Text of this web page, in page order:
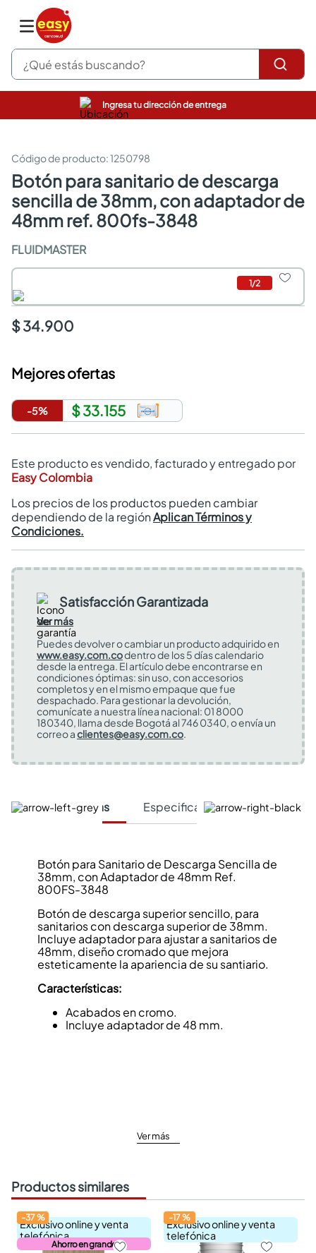
¿Qué estás buscando?
Ingresa tu dirección de entrega
:1250798
botón para sanitario de descarga
sencilla de 38mm, con adaptador de
48mm ref. 800fs-3848
FLUIDMASTER
1/2
$ 34.900
Mejores ofertas
-5% $ 33.155
Este producto es vendido, facturado y entregado por
Easy Colombia
Los precios de los productos pueden cambiar
dependiendo de la regiónAplican Términos y
Condiciones.
Satisfacción Garantizada
Ver más
Puedes devolver o cambiar un producto adquirido en
www.easy.com.codentro de los 5 días calendario
desde la entrega. El artículo debe encontrarse en
condiciones óptimas: sin uso, con accesorios
completos y en el mismo empaque que fue
despachado. Para gestionar la devolución,
comunícate a nuestra línea nacional: 01 8000
180340, llama desde Bogotá al 746 0340, o envía un
correo aclientes@easy.com.co.
Características Especificaciones Técnicas
Botón para Sanitario de Descarga Sencilla de
38mm, con Adaptador de 48mm Ref.
800FS-3848
Botón de descarga superior sencillo, para
sanitarios con descarga superior de 38mm.
Incluye adaptador para ajustar a sanitarios de
48mm, diseño cromado que mejora
esteticamente la apariencia de su santiario.
Características:
Acabados en cromo.
Incluye adaptador de 48 mm.
Ver más
Productos similares
Exclusivo online y venta
telefónica
Ahorro en grande
-37%
Exclusivo online y venta
telefónica
-17%
pinturas
sanitarios
comedor
escritorio
pisos
armarios closet
comedores